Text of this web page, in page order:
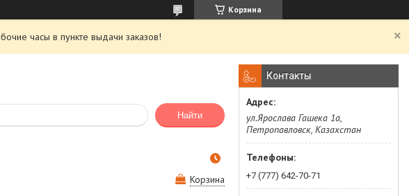
Корзина
часы в пункте выдачи заказов!
Найти
Корзина
Контакты
ул.Ярослава Гашека 1а,
Петропавловск, Казахстан
+7 (777) 642-70-71